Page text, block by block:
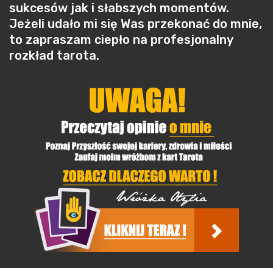
sukcesów jak i słabszych momentów.
Jeżeli udało mi się Was przekonać do mnie,
to zapraszam ciepło na profesjonalny
rozkład tarota.